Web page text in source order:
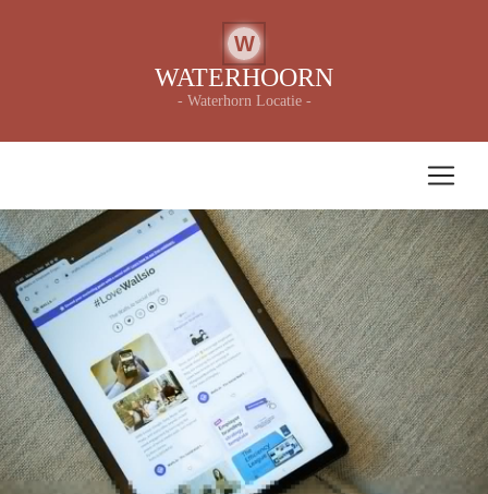
W
WATERHOORN
- Waterhorn Locatie -
De Wondere Wereld van Waterhoorn